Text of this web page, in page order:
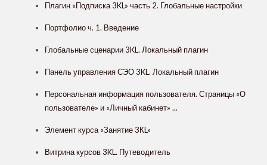
Плагин «Подписка 3KL» часть 2. Глобальные настройки
Портфолио ч. 1. Введение
Глобальные сценарии 3KL. Локальный плагин
Панель управления СЭО 3KL. Локальный плагин
Персональная информация пользователя. Страницы «О
пользователе» и «Личный кабинет» ...
Элемент курса «Занятие 3КL»
Витрина курсов 3KL. Путеводитель